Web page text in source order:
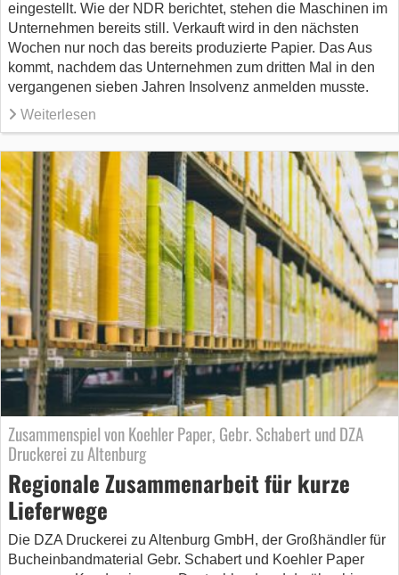
eingestellt. Wie der NDR berichtet, stehen die Maschinen im
Unternehmen bereits still. Verkauft wird in den nächsten
Wochen nur noch das bereits produzierte Papier. Das Aus
kommt, nachdem das Unternehmen zum dritten Mal in den
vergangenen sieben Jahren Insolvenz anmelden musste.
Weiterlesen
Zusammenspiel von Koehler Paper, Gebr. Schabert und DZA
Druckerei zu Altenburg
Regionale Zusammenarbeit für kurze
Lieferwege
Die DZA Druckerei zu Altenburg GmbH, der Großhändler für
Bucheinbandmaterial Gebr. Schabert und Koehler Paper